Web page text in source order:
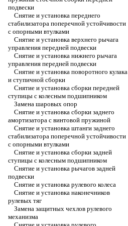
подвески
Снятие и установка переднего
стабилизатора поперечной устойчивости
с опорными втулками
Снятие и установка верхнего рычага
управления передней подвески
Снятие и установка нижнего рычага
управления передней подвески
Снятие и установка поворотного кулака
и ступичной сборки
Снятие и установка сборки передней
ступицы с колесным подшипником
Замена шаровых опор
Снятие и установка сборки заднего
амортизатора с винтовой пружиной
Снятие и установка штанги заднего
стабилизатора поперечной устойчивости
с опорными втулками
Снятие и установка сборки задней
ступицы с колесным подшипником
Снятие и установка рычагов задней
подвески
Снятие и установка рулевого колеса
Снятие и установка наконечников
рулевых тяг
Замена защитных чехлов рулевого
механизма